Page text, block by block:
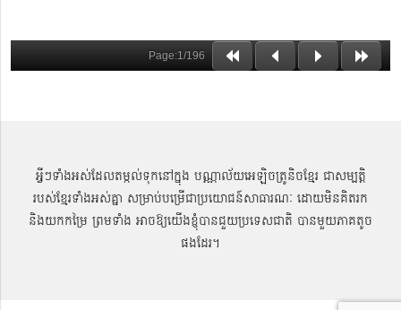
អ្វីៗទាំងអស់ដែលតម្កល់ទុកនៅក្នុង បណ្ណាល័យអេឡិចត្រូនិចខ្មែរ ជាសម្បតិ្ត
របស់ខ្មែរទាំងអស់គ្នា សម្រាប់បម្រើជាប្រយោជន៍សាធារណៈ ដោយមិនគិតរក
និងយកកម្រៃ ព្រមទាំង អាចឱ្យយើងខ្ញុំបានជួយប្រទេសជាតិ បានមួយភាគតូច
ផងដែរ។